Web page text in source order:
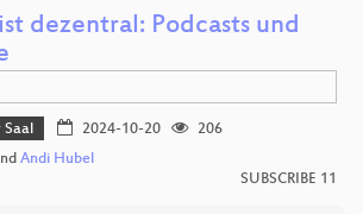
dezentral: Podcasts und
Saal 2024-10-20
206
Andi Hubel
SUBSCRIBE 11